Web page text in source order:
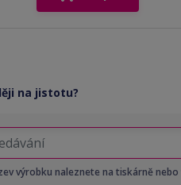
na jistotu?
výrobku naleznete na tiskárně